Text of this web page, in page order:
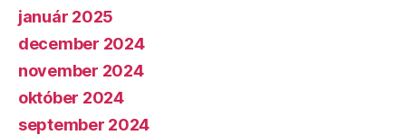
január 2025
december 2024
november 2024
október 2024
september 2024